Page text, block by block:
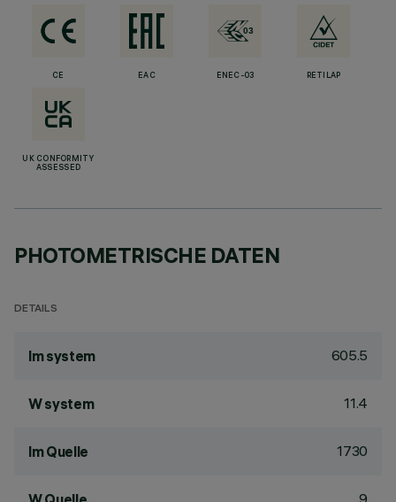
CE EAC ENEC-03 RETILAP
UK CONFORMITY
ASSESSED
PHOTOMETRISCHE DATEN
DETAILS
lm system 605.5
W system 11.4
lm Quelle 1730
9